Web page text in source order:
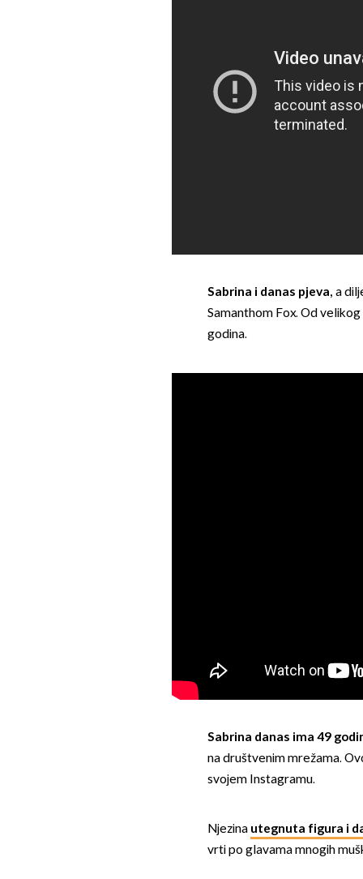
Sabrina i danas pjeva, a
Samanthom Fox. Od
godina.
Sabrina danas ima 49
na društvenim mrežama.
svojem Instagramu.
Njezina utegnuta figura i
vrti po glavama mnogih